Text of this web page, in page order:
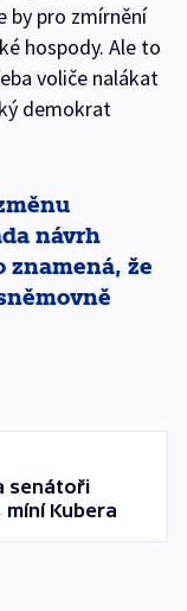
by pro zmírnění
hospody. Ale to
voliče nalákat
demokrat
návrh
znamená, že
senátoři
míní Kubera